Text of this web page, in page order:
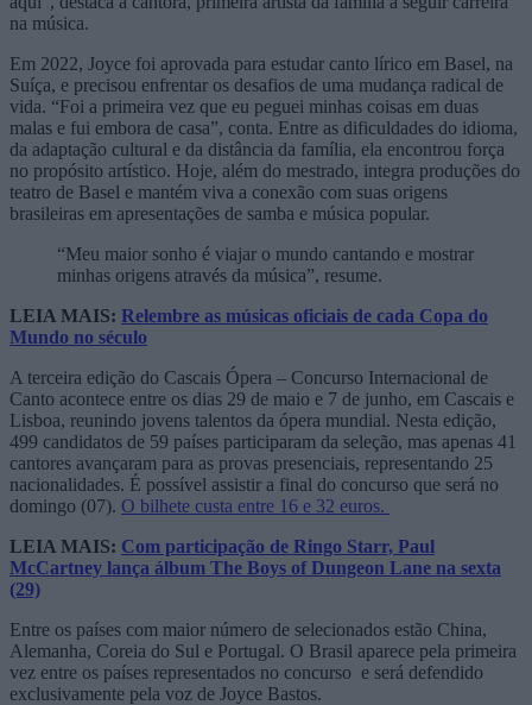
na música.
Em 2022, Joyce foi aprovada para estudar canto lírico em Basel, na
Suíça, e precisou enfrentar os desafios de uma mudança radical de
vida. “Foi a primeira vez que eu peguei minhas coisas em duas
malas e fui embora de casa”, conta. Entre as dificuldades do idioma,
da adaptação cultural e da distância da família, ela encontrou força
no propósito artístico. Hoje, além do mestrado, integra produções do
teatro de Basel e mantém viva a conexão com suas origens
brasileiras em apresentações de samba e música popular.
“Meu maior sonho é viajar o mundo cantando e mostrar
minhas origens através da música”, resume.
LEIA MAIS: Relembre as músicas oficiais de cada Copa do
Mundo no século
A terceira edição do Cascais Ópera – Concurso Internacional de
Canto acontece entre os dias 29 de maio e 7 de junho, em Cascais e
Lisboa, reunindo jovens talentos da ópera mundial. Nesta edição,
499 candidatos de 59 países participaram da seleção, mas apenas 41
cantores avançaram para as provas presenciais, representando 25
nacionalidades. É possível assistir a final do concurso que será no
domingo (07). O bilhete custa entre 16 e 32 euros.
LEIA MAIS: Com participação de Ringo Starr, Paul
McCartney lança álbum The Boys of Dungeon Lane na sexta
(29)
Entre os países com maior número de selecionados estão China,
Alemanha, Coreia do Sul e Portugal. O Brasil aparece pela primeira
vez entre os países representados no concurso e será defendido
exclusivamente pela voz de Joyce Bastos.